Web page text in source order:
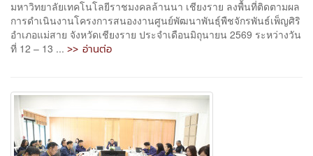
มหาวิทยาลัยเทคโนโลยีราชมงคลล้านนา เชียงราย ลงพื้นที่ติดตามผล
การดำเนินงานโครงการสนองงานศูนย์พัฒนาพันธุ์พืชจักรพันธ์เพ็ญศิริ
อำเภอแม่สาย จังหวัดเชียงราย ประจำเดือนมิถุนายน 2569 ระหว่างวัน
ที่ 12 – 13 ... >> อ่านต่อ